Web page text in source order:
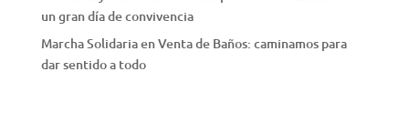
un gran día de convivencia
Marcha Solidaria en Venta de Baños: caminamos para
dar sentido a todo